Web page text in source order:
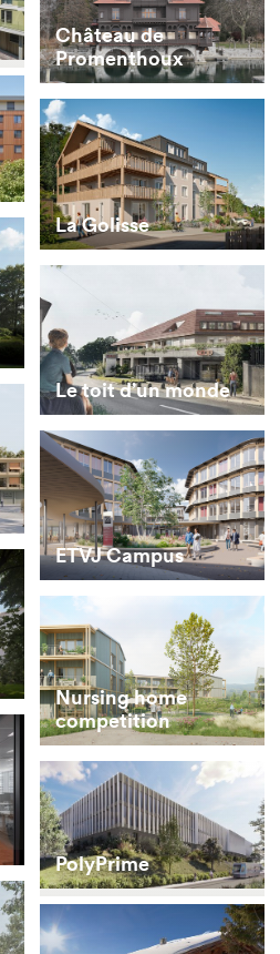
Château de
Promenthoux
La Golisse
Le toit d’un monde
ETVJ Campus
Nursing home
competition
PolyPrime